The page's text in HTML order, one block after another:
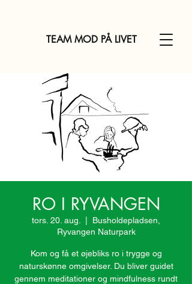
TEAM MOD PÅ LIVET
RO I RYVANGEN
tors. 20. aug.
Busholdepladsen,
Ryvangen Naturpark
Kom og få et øjebliks ro i trygge og
naturskønne omgivelser. Du bliver guidet
gennem meditationer og mindfulness rundt